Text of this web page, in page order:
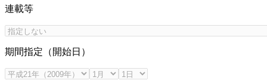
連載等
期間指定（開始日）